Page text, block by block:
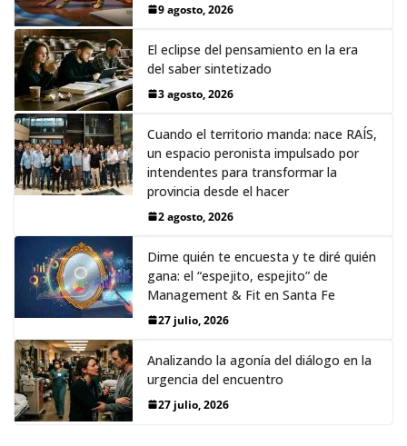
9 agosto, 2026
El eclipse del pensamiento en la era
del saber sintetizado
3 agosto, 2026
Cuando el territorio manda: nace RAÍS,
un espacio peronista impulsado por
intendentes para transformar la
provincia desde el hacer
2 agosto, 2026
Dime quién te encuesta y te diré quién
gana: el “espejito, espejito” de
Management & Fit en Santa Fe
27 julio, 2026
Analizando la agonía del diálogo en la
urgencia del encuentro
27 julio, 2026